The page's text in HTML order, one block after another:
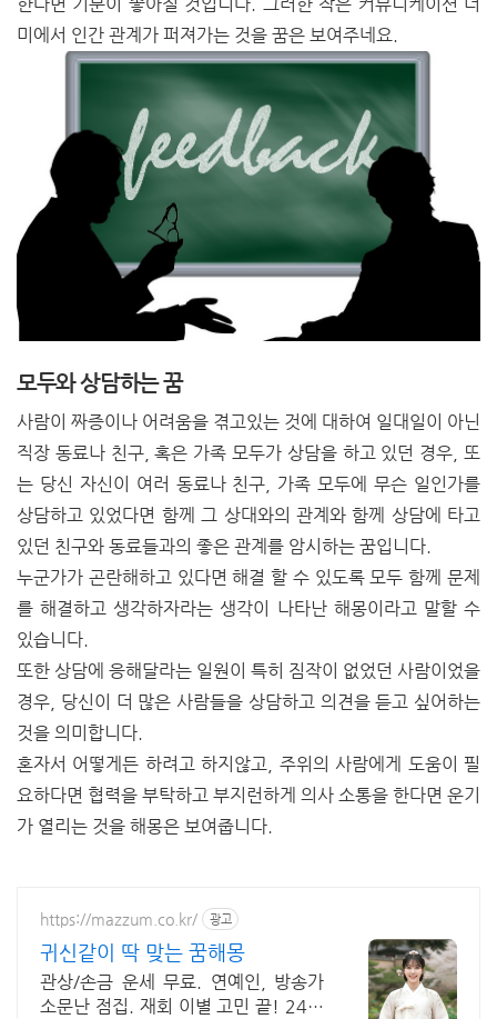
미에서 인간 관계가 퍼져가는 것을 꿈은 보여주네요.
모두와 상담하는 꿈
사람이 짜증이나 어려움을 겪고있는 것에 대하여 일대일이 아닌
직장 동료나 친구, 혹은 가족 모두가 상담을 하고 있던 경우, 또
는 당신 자신이 여러 동료나 친구, 가족 모두에 무슨 일인가를
상담하고 있었다면 함께 그 상대와의 관계와 함께 상담에 타고
있던 친구와 동료들과의 좋은 관계를 암시하는 꿈입니다.
누군가가 곤란해하고 있다면 해결 할 수 있도록 모두 함께 문제
를 해결하고 생각하자라는 생각이 나타난 해몽이라고 말할 수
있습니다.
또한 상담에 응해달라는 일원이 특히 짐작이 없었던 사람이었을
경우, 당신이 더 많은 사람들을 상담하고 의견을 듣고 싶어하는
것을 의미합니다.
혼자서 어떻게든 하려고 하지않고, 주위의 사람에게 도움이 필
요하다면 협력을 부탁하고 부지런하게 의사 소통을 한다면 운기
가 열리는 것을 해몽은 보여줍니다.
https://mazzum.co.kr/ 광고
귀신같이 딱 맞는 꿈해몽
관상/손금 운세 무료. 연예인, 방송가
소문난 점집. 재회 이별 고민 끝! 24시